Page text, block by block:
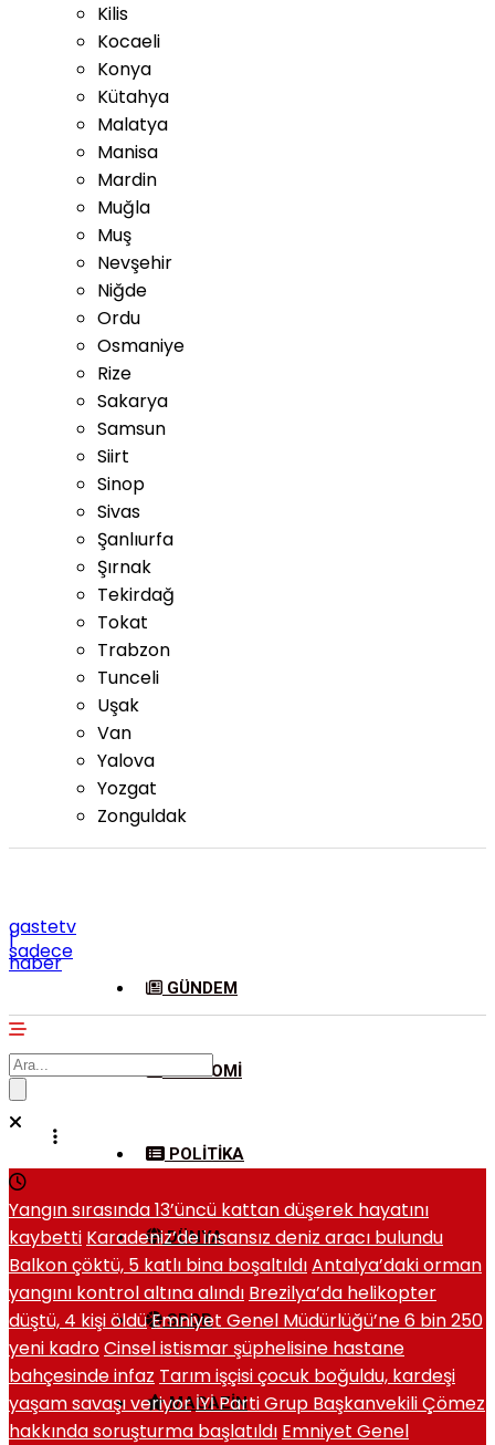
Kilis
Kocaeli
Konya
Kütahya
Malatya
Manisa
Mardin
Muğla
Muş
Nevşehir
Niğde
Ordu
Osmaniye
Rize
Sakarya
Samsun
Siirt
Sinop
Sivas
Şanlıurfa
Şırnak
Tekirdağ
Tokat
Trabzon
Tunceli
Uşak
Van
Yalova
Yozgat
Zonguldak
gastetv
|
sadece
haber
GÜNDEM
EKONOMI
POLITIKA
DÜNYA
SPOR
MAGAZIN
Yangın sırasında 13’üncü kattan düşerek hayatını
kaybetti Karadeniz’de insansız deniz aracı bulundu
Balkon çöktü, 5 katlı bina boşaltıldıAntalya’daki orman
yangını kontrol altına alındı Brezilya’da helikopter
düştü, 4 kişi öldüEmniyet Genel Müdürlüğü’ne 6 bin 250
yeni kadroCinsel istismar şüphelisine hastane
bahçesinde infaz Tarım işçisi çocuk boğuldu, kardeşi
yaşam savaşı veriyorİYİ Parti Grup Başkanvekili Çömez
hakkında soruşturma başlatıldı Emniyet Genel